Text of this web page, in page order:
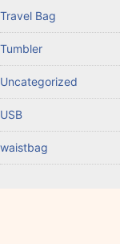
Travel Bag
Tumbler
Uncategorized
USB
waistbag